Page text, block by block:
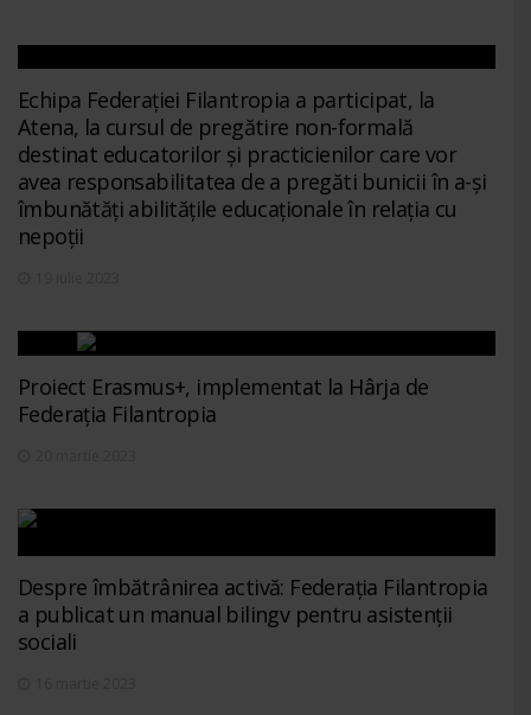
Echipa Federației Filantropia a participat, la
Atena, la cursul de pregătire non-formală
destinat educatorilor și practicienilor care vor
avea responsabilitatea de a pregăti bunicii în a-și
îmbunătăți abilitățile educaționale în relația cu
nepoții
Proiect Erasmus+, implementat la Hârja de
Federația Filantropia
Despre îmbătrânirea activă: Federația Filantropia
a publicat un manual bilingv pentru asistenții
sociali